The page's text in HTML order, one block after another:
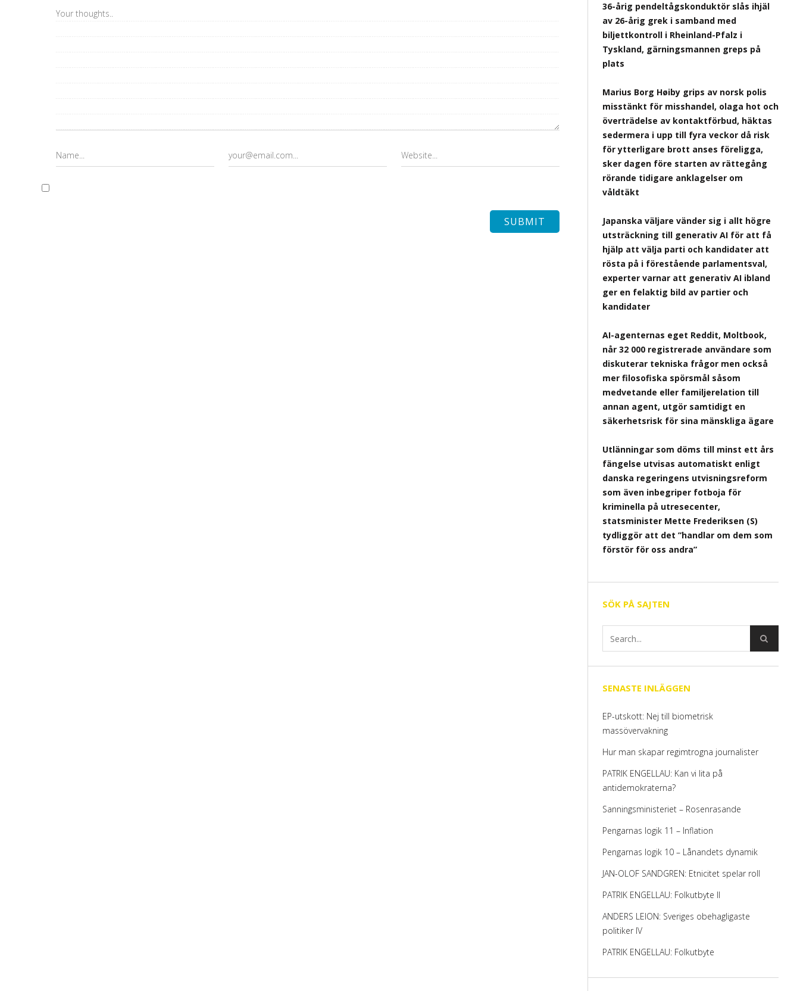
36-årig pendeltågskonduktör slås ihjäl
av 26-årig grek i samband med
biljettkontroll i Rheinland-Pfalz i
Tyskland, gärningsmannen greps på
plats
Marius Borg Høiby grips av norsk polis
misstänkt för misshandel, olaga hot och
överträdelse av kontaktförbud, häktas
sedermera i upp till fyra veckor då risk
för ytterligare brott anses föreligga,
sker dagen före starten av rättegång
rörande tidigare anklagelser om
våldtäkt
Japanska väljare vänder sig i allt högre
utsträckning till generativ AI för att få
hjälp att välja parti och kandidater att
rösta på i förestående parlamentsval,
experter varnar att generativ AI ibland
ger en felaktig bild av partier och
kandidater
AI-agenternas eget Reddit, Moltbook,
når 32 000 registrerade användare som
diskuterar tekniska frågor men också
mer filosofiska spörsmål såsom
medvetande eller familjerelation till
annan agent, utgör samtidigt en
säkerhetsrisk för sina mänskliga ägare
Utlänningar som döms till minst ett års
fängelse utvisas automatiskt enligt
danska regeringens utvisningsreform
som även inbegriper fotboja för
kriminella på utresecenter,
statsminister Mette Frederiksen (S)
tydliggör att det ”handlar om dem som
förstör för oss andra”
SÖK PÅ SAJTEN
SENASTE INLÄGGEN
EP-utskott: Nej till biometrisk
massövervakning
Hur man skapar regimtrogna journalister
PATRIK ENGELLAU: Kan vi lita på
antidemokraterna?
Sanningsministeriet – Rosenrasande
Pengarnas logik 11 – Inflation
Pengarnas logik 10 – Lånandets dynamik
JAN-OLOF SANDGREN: Etnicitet spelar roll
PATRIK ENGELLAU: Folkutbyte II
ANDERS LEION: Sveriges obehagligaste
politiker IV
PATRIK ENGELLAU: Folkutbyte